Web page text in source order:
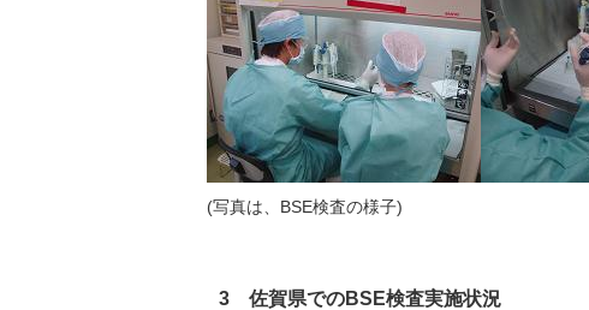
(写真は、BSE検査の様子)
3 佐賀県でのBSE検査実施状況